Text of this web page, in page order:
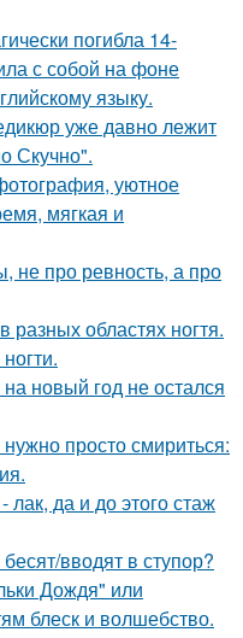
погибла 14-
с собой на фоне
языку.
уже давно лежит
Скучно".
уютное
мягкая и
не про ревность, а про
областях ногтя.
новый год не остался
просто смириться:
лак, да и до этого стаж
вводят в ступор?
Дождя" или
блеск и волшебство.